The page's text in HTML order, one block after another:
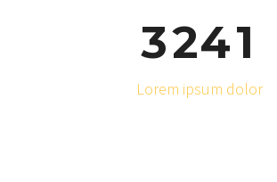
3241
Lorem ipsum dolor